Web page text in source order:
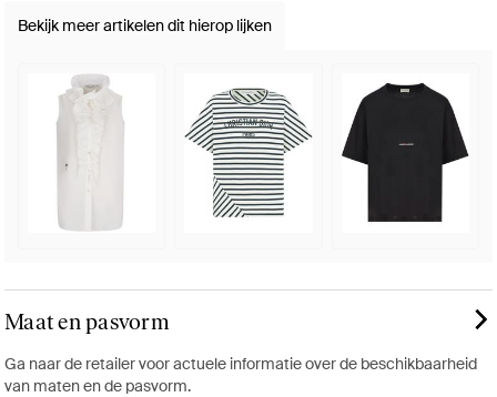
Bekijk meer artikelen dit hierop lijken
Maat en pasvorm
Ga naar de retailer voor actuele informatie over de beschikbaarheid
van maten en de pasvorm.